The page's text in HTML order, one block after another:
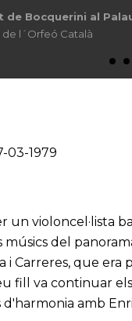
Bocquerini al
l´Orfeó Català
03-1979
un violoncel·lista
del
i Carreres, que era
fill va continuar
amb